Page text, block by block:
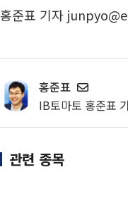
홍준표 기자
홍준표
IB토마토 홍준표
관련 종목